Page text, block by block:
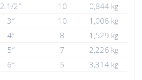
2.1/2″ 10
0,844 kg
3″ 10
1,006 kg
4″ 8
1,529 kg
5″ 7
2,226 kg
6″ 5 3,314 kg